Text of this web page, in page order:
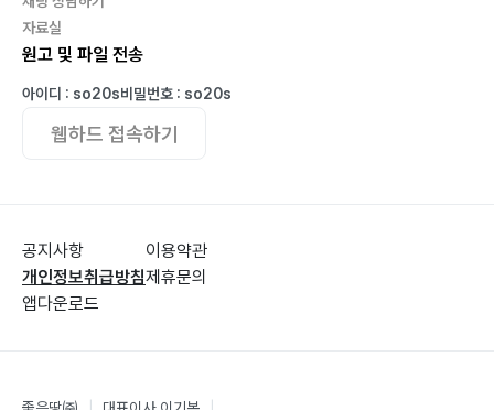
자료실
원고 및 파일 전송
아이디 : so20s비밀번호 : so20s
웹하드 접속하기
공지사항
개인정보취급방침
앱다운로드
이용약관
제휴문의